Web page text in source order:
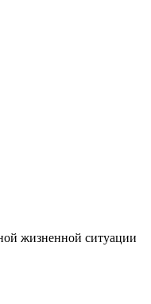
жизненной ситуации